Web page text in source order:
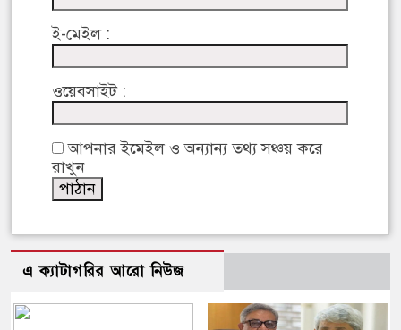
ই-মেইল :
ওয়েবসাইট :
আপনার ইমেইল ও অন্যান্য তথ্য সঞ্চয় করে
রাখুন
এ ক্যাটাগরির আরো নিউজ